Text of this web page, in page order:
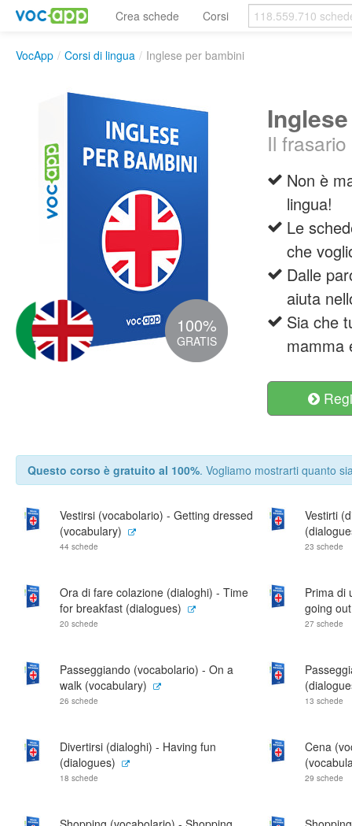
Crea schede Corsi
VocApp / Corsi di lingua / Inglese per bambini
100%
GRATIS
Il
Non è
lingua!
Le
che
Dalle
aiuta
Sia che
mamma
Questo corso è gratuito al 100%. Vogliamo mostrarti quanto
Vestirsi (vocabolario) - Getting dressed
(vocabulary)
44 schede
Vestirti
23 schede
Ora di fare colazione (dialoghi) - Time
for breakfast (dialogues)
20 schede
Prima di
going
27 schede
Passeggiando (vocabolario) - On a
walk (vocabulary)
26 schede 13 schede
Divertirsi (dialoghi) - Having fun
(dialogues)
18 schede
Cena
29 schede